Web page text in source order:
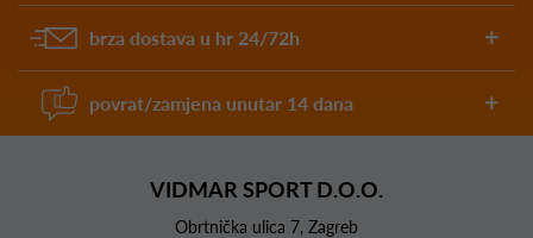
brza dostava u hr 24/72h
povrat/zamjena unutar 14 dana
VIDMAR SPORT D.O.O.
Obrtnička ulica 7, Zagreb